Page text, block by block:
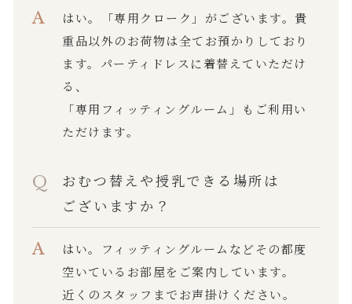
はい。「専用クローク」がございます。貴
重品以外のお荷物は全てお預かりしており
ます。パーティドレスに着替えていただけ
る、
「専用フィッティングルーム」もご利用い
ただけます。
おむつ替えや授乳できる場所は
ございますか？
はい。フィッティングルームなどその都度
空いているお部屋をご案内しています。
近くのスタッフまでお声掛けください。